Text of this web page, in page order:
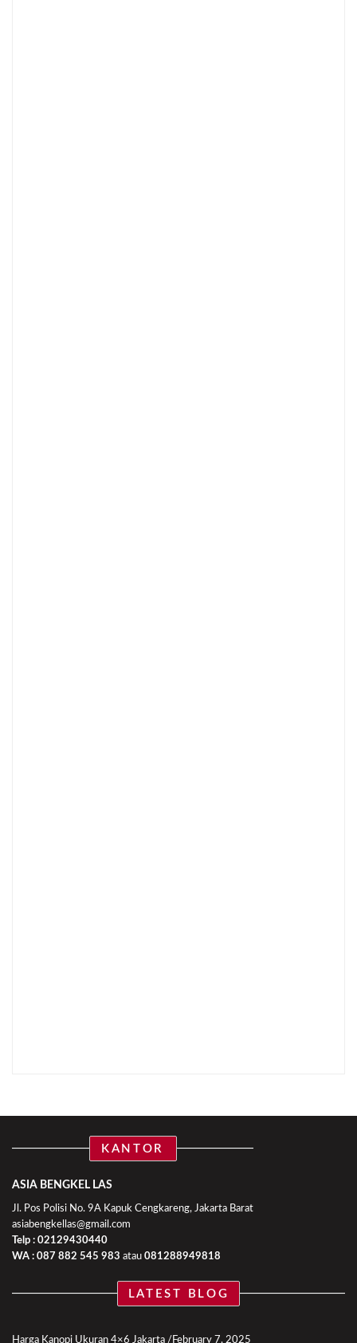
KANTOR
ASIA BENGKEL LAS
Jl. Pos Polisi No. 9A Kapuk Cengkareng, Jakarta Barat
asiabengkellas@gmail.com
Telp : 02129430440
WA : 087 882 545 983 atau 081288949818
LATEST BLOG
Harga Kanopi Ukuran 4×6 Jakarta February 7, 2025